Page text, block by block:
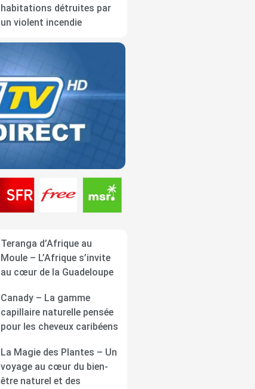
habitations détruites par
un violent incendie
Teranga d’Afrique au
Moule – L’Afrique s’invite
au cœur de la Guadeloupe
Canady – La gamme
capillaire naturelle pensée
pour les cheveux caribéens
La Magie des Plantes – Un
voyage au cœur du bien-
être naturel et des